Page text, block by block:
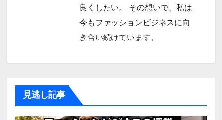
良くしたい。 その想いで、私は
今もファッションビジネスに向
き合い続けています。
見逃し記事